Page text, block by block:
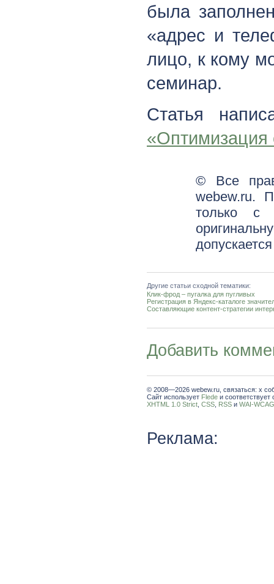
была
«адрес и
лицо, к кому
семинар.
Статья
«Оптимизация
© Все
webew.ru.
только с
Другие статьи сходной тематики:
Клик-фрод – пугалка для пугливых
Регистрация в Яндекс-каталоге
Составляющие контент-стратегии
Добавить
© 2008—2026 webew.ru, связаться: x
Сайт использует Flede и соответствует
XHTML 1.0 Strict CSS RSS и WAI-
Реклама: